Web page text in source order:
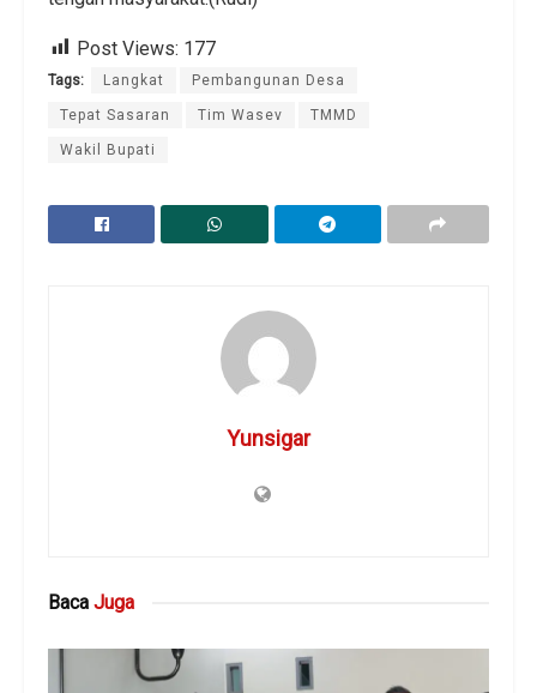
Post Views: 177
Tags: Langkat Pembangunan Desa
Tepat Sasaran Tim Wasev TMMD
Wakil Bupati
Yunsigar
Baca Juga